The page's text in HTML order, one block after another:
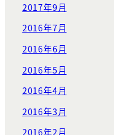
2017年9月
2016年7月
2016年6月
2016年5月
2016年4月
2016年3月
2016年2月